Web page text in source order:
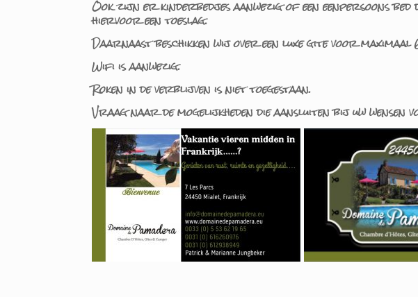
Ook zijn er kinderbedjes aanwezig of een eenpersoons
hiervoor een toeslag.
Daarnaast beschikken wij over een luxe gite voor
Wifi is aanwezig.
Roken in de verblijven is niet toegestaan.
Vraag naar de mogelijkheden die aansluiten bij uw